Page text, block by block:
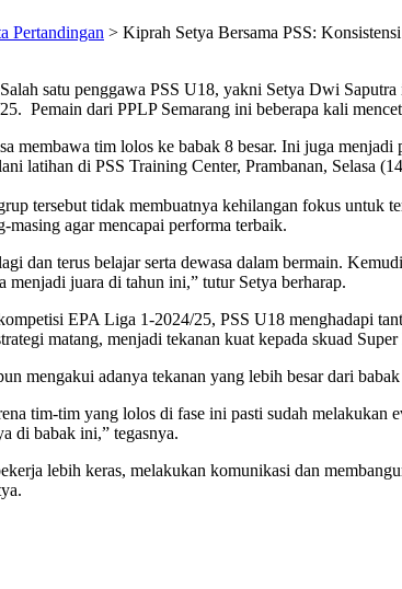
Pertandingan > Kiprah Setya Bersama PSS:
satu penggawa PSS U18, yakni Setya Dwi
Pemain dari PPLP Semarang ini beberapa kali
membawa tim lolos ke babak 8 besar. Ini juga
latihan di PSS Training Center, Prambanan, Selasa
tersebut tidak membuatnya kehilangan fokus
masing agar mencapai performa terbaik.
dan terus belajar serta dewasa dalam bermain.
menjadi juara di tahun ini,” tutur Setya berharap.
EPA Liga 1-2024/25, PSS U18 menghadapi
matang, menjadi tekanan kuat kepada skuad
mengakui adanya tekanan yang lebih besar dari
tim-tim yang lolos di fase ini pasti sudah
di babak ini,” tegasnya.
lebih keras, melakukan komunikasi dan